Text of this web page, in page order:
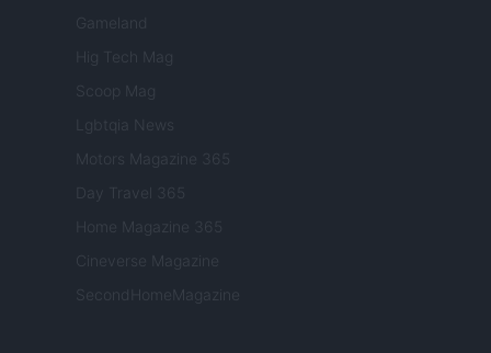
Gameland
Hig Tech Mag
Scoop Mag
Lgbtqia News
Motors Magazine 365
Day Travel 365
Home Magazine 365
Cineverse Magazine
SecondHomeMagazine